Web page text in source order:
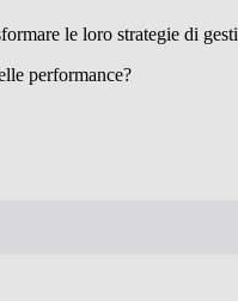
le loro strategie di
performance?